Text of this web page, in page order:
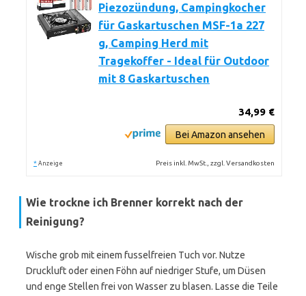
Piezozündung, Campingkocher
für Gaskartuschen MSF-1a 227
g, Camping Herd mit
Tragekoffer - Ideal für Outdoor
mit 8 Gaskartuschen
34,99 €
Bei Amazon ansehen
* Anzeige Preis inkl. MwSt., zzgl. Versandkosten
Wie trockne ich Brenner korrekt nach der
Reinigung?
Wische grob mit einem fusselfreien Tuch vor. Nutze
Druckluft oder einen Föhn auf niedriger Stufe, um Düsen
und enge Stellen frei von Wasser zu blasen. Lasse die Teile